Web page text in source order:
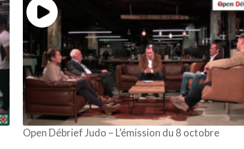
Open Débrief Judo – L’émission du 8 octobre